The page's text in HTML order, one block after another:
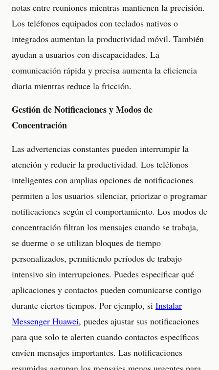
notas entre reuniones mientras mantienen la precisión.
Los teléfonos equipados con teclados nativos o
integrados aumentan la productividad móvil. También
ayudan a usuarios con discapacidades. La
comunicación rápida y precisa aumenta la eficiencia
diaria mientras reduce la fricción.
Gestión de Notificaciones y Modos de
Concentración
Las advertencias constantes pueden interrumpir la
atención y reducir la productividad. Los teléfonos
inteligentes con amplias opciones de notificaciones
permiten a los usuarios silenciar, priorizar o programar
notificaciones según el comportamiento. Los modos de
concentración filtran los mensajes cuando se trabaja,
se duerme o se utilizan bloques de tiempo
personalizados, permitiendo períodos de trabajo
intensivo sin interrupciones. Puedes especificar qué
aplicaciones y contactos pueden comunicarse contigo
durante ciertos tiempos. Por ejemplo, si Instalar
Messenger Huawei, puedes ajustar sus notificaciones
para que solo te alerten cuando contactos específicos
envíen mensajes importantes. Las notificaciones